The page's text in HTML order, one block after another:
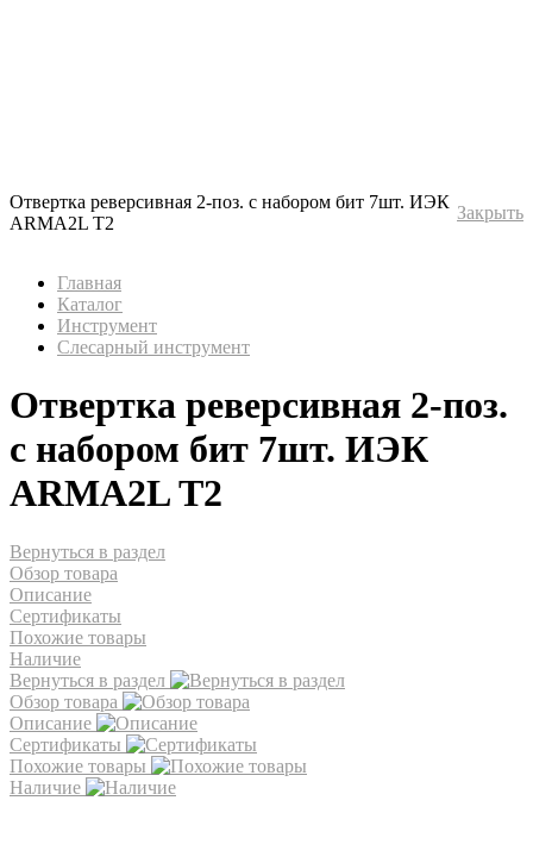
Отвертка реверсивная 2-поз. с набором бит 7шт. ИЭК
ARMA2L Т2
Закрыть
Главная
Каталог
Инструмент
Слесарный инструмент
Отвертка реверсивная 2-поз.
с набором бит 7шт. ИЭК
ARMA2L Т2
Вернуться в раздел
Обзор товара
Описание
Сертификаты
Похожие товары
Наличие
Вернуться в раздел
Обзор товара
Описание
Сертификаты
Похожие товары
Наличие